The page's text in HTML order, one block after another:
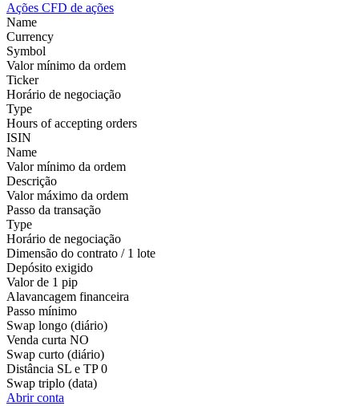
Ações CFD de ações
Name
Currency
Symbol
Valor mínimo da ordem
Ticker
Horário de negociação
Type
Hours of accepting orders
ISIN
Name
Valor mínimo da ordem
Descrição
Valor máximo da ordem
Passo da transação
Type
Horário de negociação
Dimensão do contrato / 1 lote
Depósito exigido
Valor de 1 pip
Alavancagem financeira
Passo mínimo
Swap longo (diário)
Venda curta NO
Swap curto (diário)
Distância SL e TP 0
Swap triplo (data)
Abrir conta